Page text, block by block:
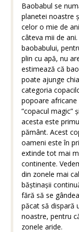
Baobabul se
planetei noastre
celor o mie de
câteva mii de
baobabului,
plin cu apă, nu
estimează că
poate ajunge
categoria
popoare
”copacul magic”
acesta este
pământ. Acest
oameni este în
extinde tot mai
continente.
din zonele mai
băștinașii
fără să se
păcat să dispară
noastre, pentru
zonele aride.